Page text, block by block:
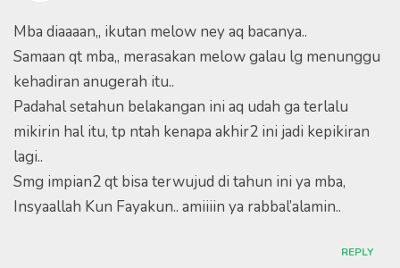
Mba diaaaan,, ikutan melow ney aq bacanya..
Samaan qt mba,, merasakan melow galau lg menunggu
kehadiran anugerah itu..
Padahal setahun belakangan ini aq udah ga terlalu
mikirin hal itu, tp ntah kenapa akhir2 ini jadi kepikiran
lagi..
Smg impian2 qt bisa terwujud di tahun ini ya mba,
Insyaallah Kun Fayakun.. amiiiin ya rabbal’alamin..
REPLY